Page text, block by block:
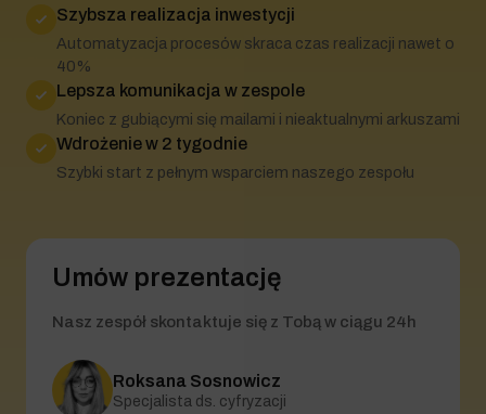
Szybsza realizacja inwestycji
Automatyzacja procesów skraca czas realizacji nawet o
40%
Lepsza komunikacja w zespole
Koniec z gubiącymi się mailami i nieaktualnymi arkuszami
Wdrożenie w 2 tygodnie
Szybki start z pełnym wsparciem naszego zespołu
Umów prezentację
Nasz zespół skontaktuje się z Tobą w ciągu 24h
Roksana Sosnowicz
Specjalista ds. cyfryzacji